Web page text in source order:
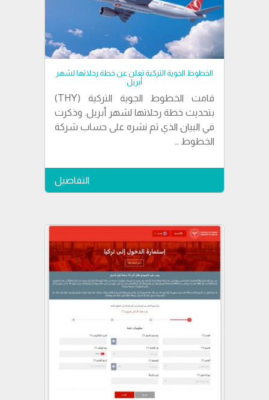
الخطوط الجوية التركية تعلن عن خطة رحلاتها لشهر
أبريل
قامت الخطوط الجوية التركية (THY)
بتحديث خطة رحلاتها لشهر أبريل. وذكرت
في البيان الذي تم نشره على حساب شركة
الخطوط …
التفاصيل